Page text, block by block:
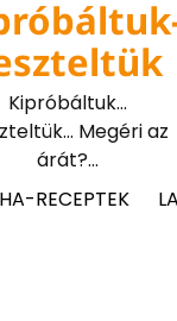
Kipróbáltuk…
Megéri az
árát?…
RECEPTEK